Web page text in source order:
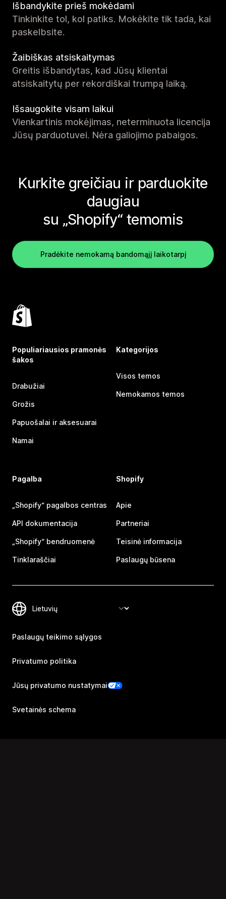
Išbandykite prieš mokėdami
Tinkinkite tol, kol patiks. Mokėkite tik tada, kai
paskelbsite.
Žaibiškas atsiskaitymas
Greitis išbandytas, kad Jūsų klientai
atsiskaitytų per rekordiškai trumpą laiką.
Išsaugokite visam laikui
Vienkartinis mokėjimas, neterminuota licencija
Jūsų parduotuvei. Nėra galiojimo pabaigos.
Kurkite greičiau ir parduokite
daugiau
su „Shopify“ temomis
Pradėkite nemokamą bandomąjį laikotarpį
Populiariausios pramonės
šakos
Drabužiai
Grožis
Papuošalai ir aksesuarai
Namai
Kategorijos
Visos temos
Nemokamos temos
Pagalba
„Shopify“ pagalbos centras
API dokumentacija
„Shopify“ bendruomenė
Tinklaraščiai
Shopify
Apie
Partneriai
Teisinė informacija
Paslaugų būsena
Paslaugų teikimo sąlygos
Privatumo politika
Jūsų privatumo nustatymai
Svetainės schema